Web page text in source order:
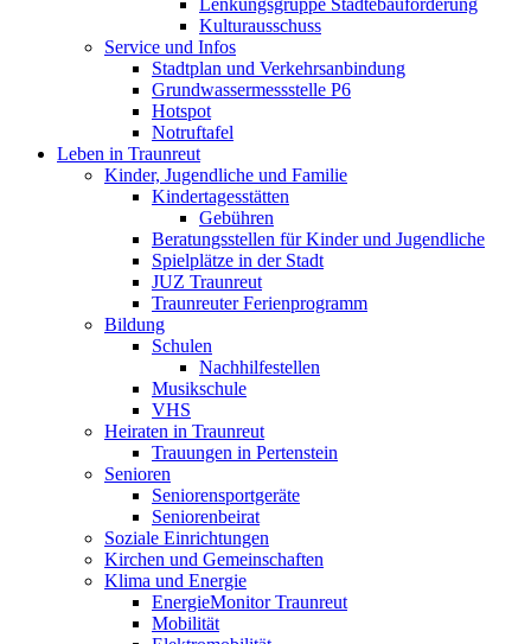
Lenkungsgruppe Städtebauförderung
Kulturausschuss
Service und Infos
Stadtplan und Verkehrsanbindung
Grundwassermessstelle P6
Hotspot
Notruftafel
Leben in Traunreut
Kinder, Jugendliche und Familie
Kindertagesstätten
Gebühren
Beratungsstellen für Kinder und Jugendliche
Spielplätze in der Stadt
JUZ Traunreut
Traunreuter Ferienprogramm
Bildung
Schulen
Nachhilfestellen
Musikschule
VHS
Heiraten in Traunreut
Trauungen in Pertenstein
Senioren
Seniorensportgeräte
Seniorenbeirat
Soziale Einrichtungen
Kirchen und Gemeinschaften
Klima und Energie
EnergieMonitor Traunreut
Mobilität